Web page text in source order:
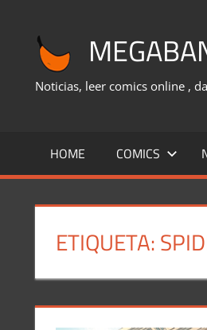
contenido
Noticias, leer comics online ,
HOME COMICS
ETIQUETA: